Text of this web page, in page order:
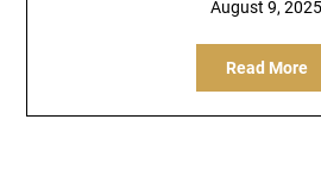
August 9, 2025
Read More